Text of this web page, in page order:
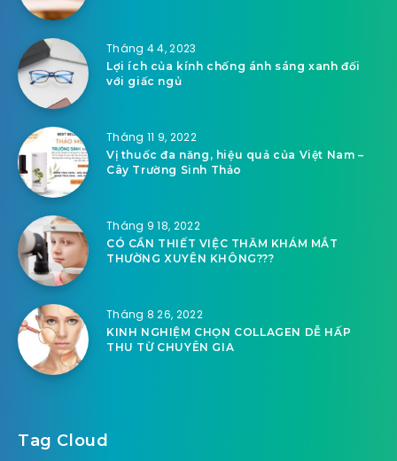
Tháng 4 4, 2023
Lợi ích của kính chống ánh sáng xanh đối
với giấc ngủ
Tháng 11 9, 2022
Vị thuốc đa năng, hiệu quả của Việt Nam –
Cây Trường Sinh Thảo
Tháng 9 18, 2022
CÓ CẦN THIẾT VIỆC THĂM KHÁM MẮT
THƯỜNG XUYÊN KHÔNG???
Tháng 8 26, 2022
KINH NGHIỆM CHỌN COLLAGEN DỄ HẤP
THU TỪ CHUYÊN GIA
Tag Cloud